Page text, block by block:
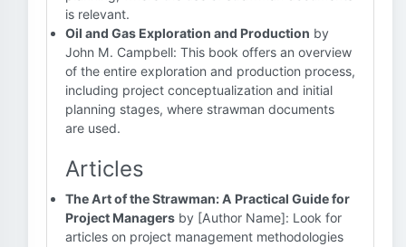
is relevant.
Oil and Gas Exploration and Production by
John M. Campbell: This book offers an overview
of the entire exploration and production process,
including project conceptualization and initial
planning stages, where strawman documents
are used.
Articles
The Art of the Strawman: A Practical Guide for
Project Managers by [Author Name]: Look for
articles on project management methodologies